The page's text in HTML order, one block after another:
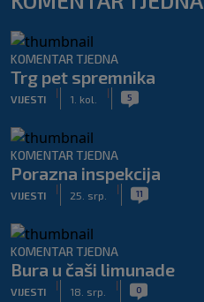
KOMENTAR TJEDNA
Trg pet spremnika
VIJESTI
|
1. kol.
| 5
KOMENTAR TJEDNA
Porazna inspekcija
VIJESTI
|
25. srp.
| 11
KOMENTAR TJEDNA
Bura u čaši limunade
VIJESTI
|
18. srp.
| 0